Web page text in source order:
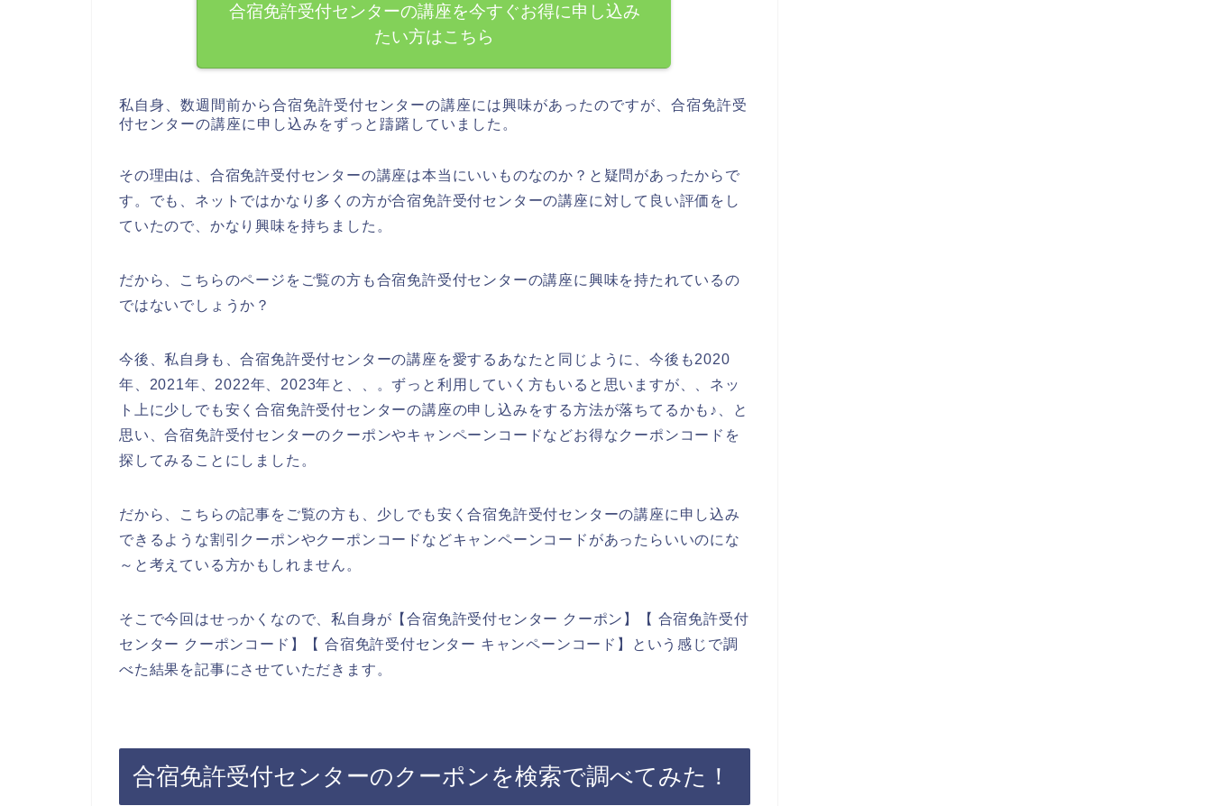
合宿免許受付センターの講座を今すぐお得に申し込み
たい方はこちら
私自身、数週間前から合宿免許受付センターの講座には興味があったのですが、合宿免許受
付センターの講座に申し込みをずっと躊躇していました。
その理由は、合宿免許受付センターの講座は本当にいいものなのか？と疑問があったからで
す。でも、ネットではかなり多くの方が合宿免許受付センターの講座に対して良い評価をし
ていたので、かなり興味を持ちました。
だから、こちらのページをご覧の方も合宿免許受付センターの講座に興味を持たれているの
ではないでしょうか？
今後、私自身も、合宿免許受付センターの講座を愛するあなたと同じように、今後も2020
年、2021年、2022年、2023年と、、。ずっと利用していく方もいると思いますが、、ネッ
ト上に少しでも安く合宿免許受付センターの講座の申し込みをする方法が落ちてるかも♪、と
思い、合宿免許受付センターのクーポンやキャンペーンコードなどお得なクーポンコードを
探してみることにしました。
だから、こちらの記事をご覧の方も、少しでも安く合宿免許受付センターの講座に申し込み
できるような割引クーポンやクーポンコードなどキャンペーンコードがあったらいいのにな
～と考えている方かもしれません。
そこで今回はせっかくなので、私自身が【合宿免許受付センター クーポン】【 合宿免許受付
センター クーポンコード】【 合宿免許受付センター キャンペーンコード】という感じで調
べた結果を記事にさせていただきます。
合宿免許受付センターのクーポンを検索で調べてみた！